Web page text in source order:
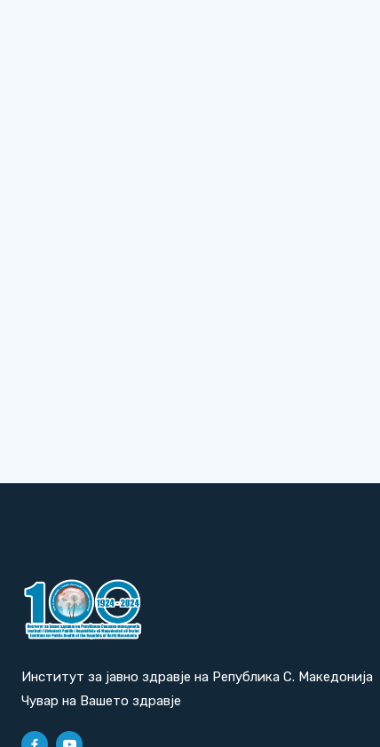
Институт за јавно здравје на Република С. Македонија
Чувар на Вашето здравје